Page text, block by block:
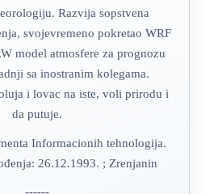
Razvija sopstvena
svojevremeno pokretao WRF
model atmosfere za prognozu
sa inostranim kolegama.
i lovac na iste, voli prirodu i
da putuje.
Informacionih tehnologija.
26.12.1993. ; Zrenjanin